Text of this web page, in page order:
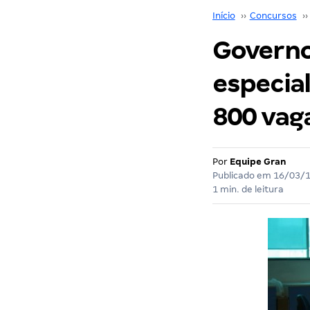
Início ›› Concursos ››
800
Por Equipe Gran
Publicado em 16/03/
1 min. de leitura